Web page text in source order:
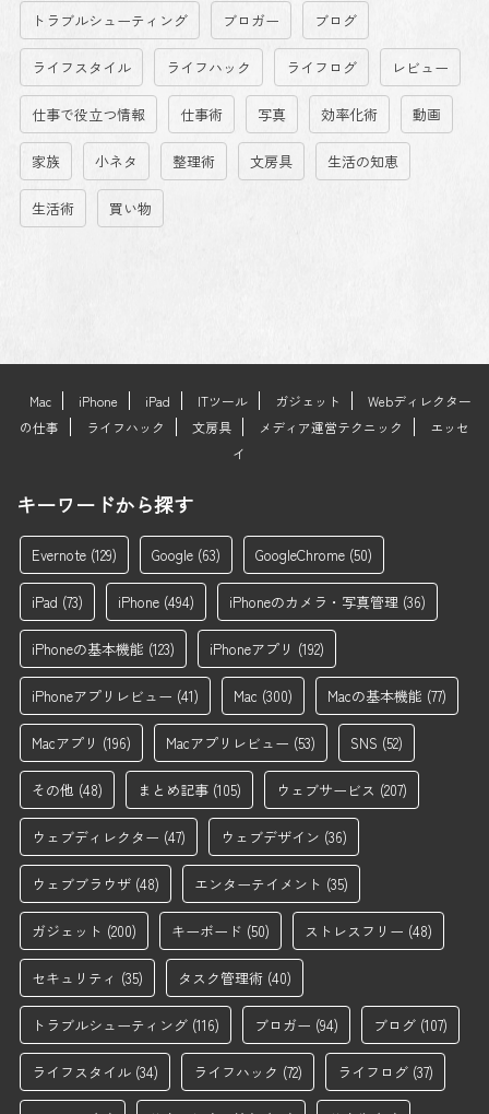
トラブルシューティング ブロガー ブログ
ライフスタイル ライフハック ライフログ レビュー
仕事で役立つ情報 仕事術 写真 効率化術 動画
家族 小ネタ 整理術 文房具 生活の知恵
生活術 買い物
Mac iPhone iPad ITツール ガジェット
Webディレクター
の仕事
ライフハック 文房具 メディア運営テクニック
エッセ
イ
キーワードから探す
Evernote (129) Google (63) GoogleChrome (50)
iPad (73) iPhone (494) iPhoneのカメラ・写真管理 (36)
iPhoneの基本機能 (123) iPhoneアプリ (192)
iPhoneアプリレビュー (41) Mac (300) Macの基本機能 (77)
Macアプリ (196) Macアプリレビュー (53) SNS (52)
その他 (48) まとめ記事 (105) ウェブサービス (207)
ウェブディレクター (47) ウェブデザイン (36)
ウェブブラウザ (48) エンターテイメント (35)
ガジェット (200) キーボード (50) ストレスフリー (48)
セキュリティ (35) タスク管理術 (40)
トラブルシューティング (116) ブロガー (94) ブログ (107)
ライフスタイル (34) ライフハック (72) ライフログ (37)